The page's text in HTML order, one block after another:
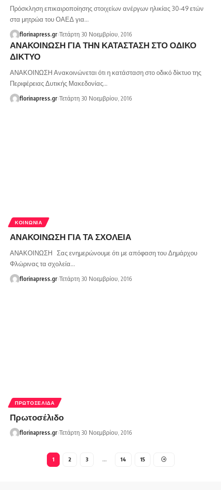
Πρόσκληση επικαιροποίησης στοιχείων ανέργων ηλικίας 30-49 ετών
στα μητρώα του ΟΑΕΔ για…
florinapress.gr Τετάρτη 30 Νοεμβρίου, 2016
ΑΝΑΚΟΙΝΩΣΗ ΓΙΑ ΤΗΝ ΚΑΤΑΣΤΑΣΗ ΣΤΟ ΟΔΙΚΟ
ΔΙΚΤΥΟ
ΑΝΑΚΟΙΝΩΣΗ Ανακοινώνεται ότι η κατάσταση στο οδικό δίκτυο της
Περιφέρειας Δυτικής Μακεδονίας…
florinapress.gr Τετάρτη 30 Νοεμβρίου, 2016
ΚΟΙΝΩΝΊΑ
ΑΝΑΚΟΙΝΩΣΗ ΓΙΑ ΤΑ ΣΧΟΛΕΙΑ
ΑΝΑΚΟΙΝΩΣΗ Σας ενημερώνουμε ότι με απόφαση του Δημάρχου
Φλώρινας τα σχολεία…
florinapress.gr Τετάρτη 30 Νοεμβρίου, 2016
ΠΡΩΤΟΣΈΛΙΔΑ
Πρωτοσέλιδο
florinapress.gr Τετάρτη 30 Νοεμβρίου, 2016
1 2 3 … 14 15